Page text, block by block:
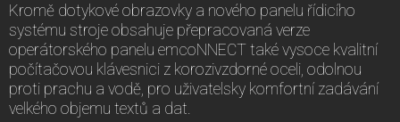
Kromě dotykové obrazovky a nového panelu řídicího
systému stroje obsahuje přepracovaná verze
operátorského panelu emcoNNECT také vysoce kvalitní
počítačovou klávesnici z korozivzdorné oceli, odolnou
proti prachu a vodě, pro uživatelsky komfortní zadávání
velkého objemu textů a dat.